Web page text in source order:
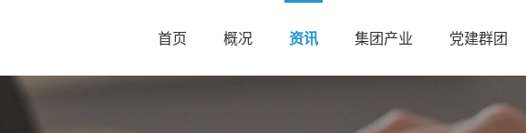
首页 概况 资讯 集团产业 党建群团